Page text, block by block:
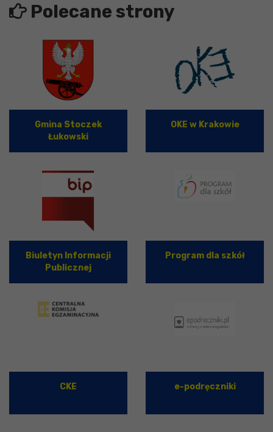
Polecane strony
Gmina Stoczek
Łukowski
OKE w Krakowie
Biuletyn Informacji
Publicznej
Program dla szkół
CKE e-podręczniki